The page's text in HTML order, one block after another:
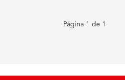
Página 1 de 1